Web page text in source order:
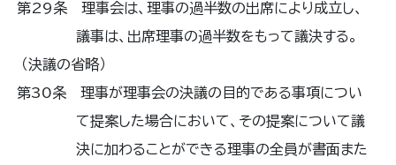
第29条 理事会は、理事の過半数の出席により成立し、
議事は、出席理事の過半数をもって議決する。
（決議の省略）
第30条 理事が理事会の決議の目的である事項につい
て提案した場合において、その提案について議
決に加わることができる理事の全員が書面また